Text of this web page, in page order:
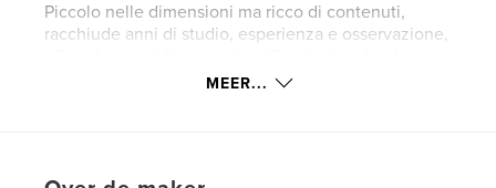
Piccolo nelle dimensioni ma ricco di contenuti,
racchiude anni di studio, esperienza e osservazione,
sull’arte dell’attrazione e della comunicazione
MEER...